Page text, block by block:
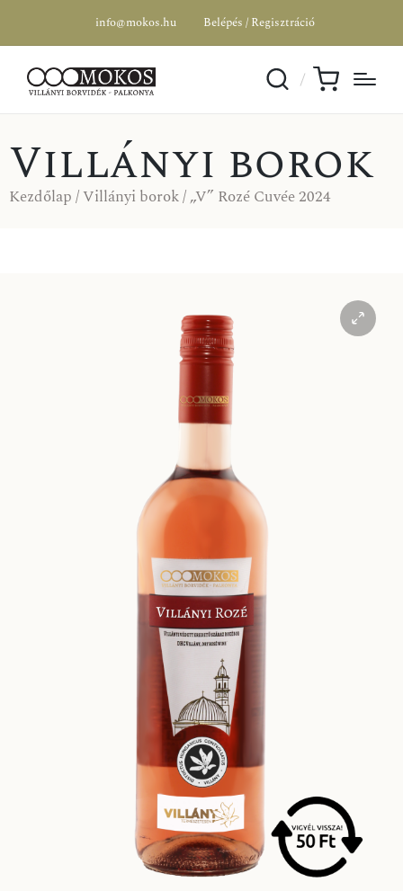
info@mokos.hu Belépés / Regisztráció
Villányi borok
Kezdőlap/Villányi borok/ „V” Rozé Cuvée 2024